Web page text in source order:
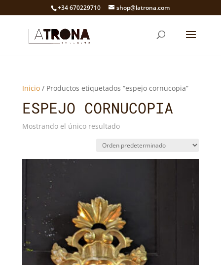
+34 670229710 shop@latrona.com
Inicio/ Productos etiquetados “espejo cornucopia”
ESPEJO CORNUCOPIA
Mostrando el único resultado